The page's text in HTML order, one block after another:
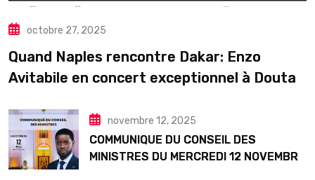
octobre 27, 2025
Quand Naples rencontre Dakar: Enzo
Avitabile en concert exceptionnel à Douta
novembre 12, 2025
COMMUNIQUE DU CONSEIL DES
MINISTRES DU MERCREDI 12 NOVEMBRE